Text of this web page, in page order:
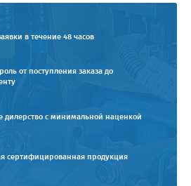
в течение 48 часов
от поступления заказа до
дилерство с минимальной наценкой
сертифицированная продукция